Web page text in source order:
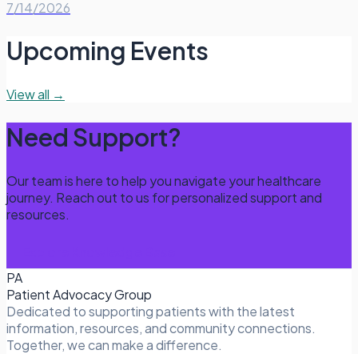
7/14/2026
Upcoming Events
View all →
Need Support?
Our team is here to help you navigate your healthcare
journey. Reach out to us for personalized support and
resources.
PA
Patient Advocacy Group
Dedicated to supporting patients with the latest
information, resources, and community connections.
Together, we can make a difference.